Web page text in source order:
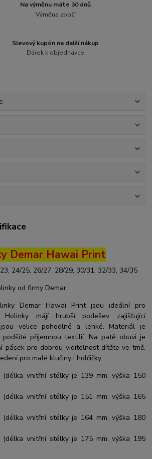
Na výměnu máte 30 dnů
Výměna zboží
Slevový kupón na další nákup
Dárek k objednávce
Demar Hawai Print
24/25, 26/27, 28/29, 30/31, 32/33, 34/35
od firmy Demar.
Demar Hawai Print jsou ideální pro
májí hrubší podešev zajišťující
jsou velice pohodlné a lehké. Materiál je
podšité příjemnou textilií. Na patě obuvi je
pásek pro dobrou viditelnost dítěte ve tmě.
pro malé klučiny i holčičky.
(délka vnitřní stélky je 139 mm, výška 150
(délka vnitřní stélky je 151 mm, výška 165
(délka vnitřní stélky je 164 mm, výška 180
(délka vnitřní stélky je 175 mm, výška 195